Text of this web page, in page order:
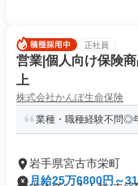
正社員
営業|個人向け保険
上
株式会社かんぽ生命保険
業種・職種経験不問◎
岩手県宮古市栄町
月給25万6800円～